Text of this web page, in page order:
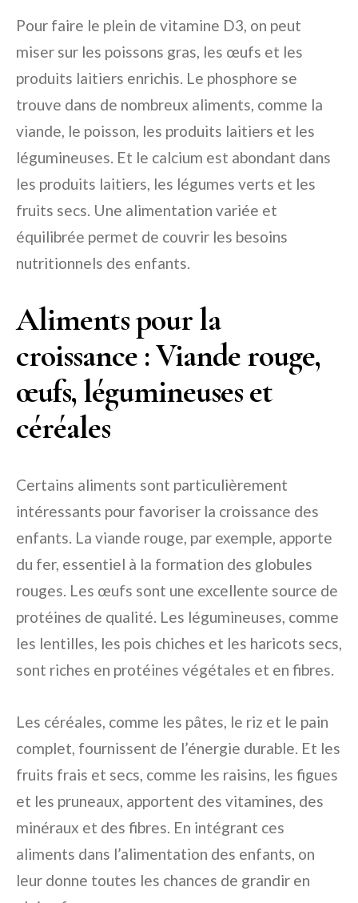
Pour faire le plein de vitamine D3, on peut
miser sur les poissons gras, les œufs et les
produits laitiers enrichis. Le phosphore se
trouve dans de nombreux aliments, comme la
viande, le poisson, les produits laitiers et les
légumineuses. Et le calcium est abondant dans
les produits laitiers, les légumes verts et les
fruits secs. Une alimentation variée et
équilibrée permet de couvrir les besoins
nutritionnels des enfants.
Aliments pour la
croissance : Viande rouge,
œufs, légumineuses et
céréales
Certains aliments sont particulièrement
intéressants pour favoriser la croissance des
enfants. La viande rouge, par exemple, apporte
du fer, essentiel à la formation des globules
rouges. Les œufs sont une excellente source de
protéines de qualité. Les légumineuses, comme
les lentilles, les pois chiches et les haricots secs,
sont riches en protéines végétales et en fibres.
Les céréales, comme les pâtes, le riz et le pain
complet, fournissent de l’énergie durable. Et les
fruits frais et secs, comme les raisins, les figues
et les pruneaux, apportent des vitamines, des
minéraux et des fibres. En intégrant ces
aliments dans l’alimentation des enfants, on
leur donne toutes les chances de grandir en